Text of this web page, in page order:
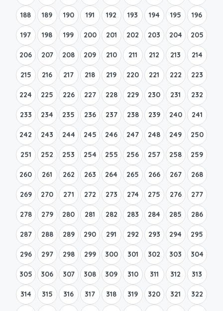
188 189 190 191 192 193 194 195 196
197 198 199 200 201 202 203 204 205
206 207 208 209 210 211 212 213 214
215 216 217 218 219 220 221 222 223
224 225 226 227 228 229 230 231 232
233 234 235 236 237 238 239 240 241
242 243 244 245 246 247 248 249 250
251 252 253 254 255 256 257 258 259
260 261 262 263 264 265 266 267 268
269 270 271 272 273 274 275 276 277
278 279 280 281 282 283 284 285 286
287 288 289 290 291 292 293 294 295
296 297 298 299 300 301 302 303 304
305 306 307 308 309 310 311 312 313
314 315 316 317 318 319 320 321 322